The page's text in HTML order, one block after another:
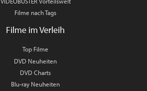
Filme nach Tags
Filme im Verleih
Top Filme
DVD Neuheiten
DVD Charts
Blu-ray Neuheiten